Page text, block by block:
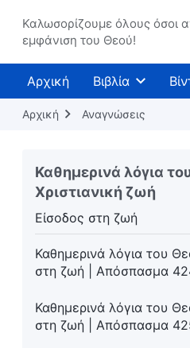
Καλωσορίζουμε όλους όσοι
εμφάνιση του Θεού!
Αρχική Βιβλία
Αρχική Αναγνώσεις
Καθημερινά λόγια
Χριστιανική ζωή
Είσοδος στη ζωή
Είσοδος στη
Καθημερινά λόγια του
Καθημερινά λόγια του
στη ζωή | Απόσπασμα 421
στη ζωή | Απόσπασμα 422
Καθημερινά λόγια του
στη ζωή | Απόσπασμα 423
Καθημερινά λόγια του
στη ζωή | Απόσπασμα
Καθημερινά λόγια του
στη ζωή | Απόσπασμα